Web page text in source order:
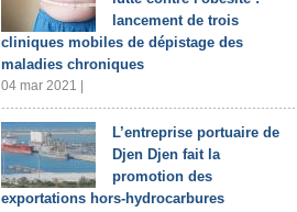
lancement de trois
cliniques mobiles de dépistage des
maladies chroniques
04 mar 2021 |
L’entreprise portuaire de
Djen Djen fait la
promotion des
exportations hors-hydrocarbures